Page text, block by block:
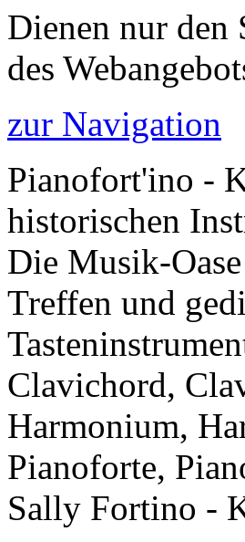
Dienen nur den
des
zur Navigation
Pianofort'ino -
historischen
Die Musik-
Treffen und
Clavichord,
Harmonium,
Pianoforte,
Sally Fortino -